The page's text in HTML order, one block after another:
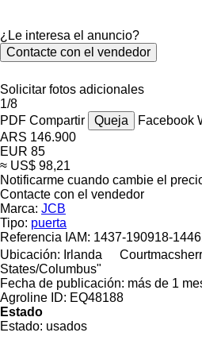
¿Le interesa el anuncio?
Contacte con el vendedor
Solicitar fotos adicionales
1/8
PDF Compartir Queja Facebook
ARS 146.900
EUR 85
≈ US$ 98,21
Notificarme cuando cambie el
Contacte con el vendedor
Marca: JCB
Tipo: puerta
Referencia IAM: 1437-190918-
Ubicación: Irlanda
States/Columbus"
Fecha de publicación: más de 1
Agroline ID: EQ48188
Estado
Estado: usados